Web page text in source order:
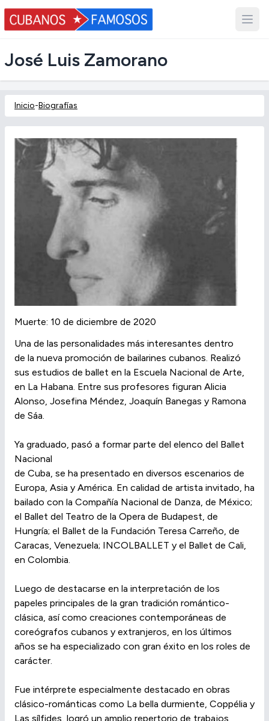
José Luis Zamorano
Inicio-Biografías
Muerte: 10 de diciembre de 2020
Una de las personalidades más interesantes dentro
de la nueva promoción de bailarines cubanos. Realizó
sus estudios de ballet en la Escuela Nacional de Arte,
en La Habana. Entre sus profesores figuran Alicia
Alonso, Josefina Méndez, Joaquín Banegas y Ramona
de Sáa.
Ya graduado, pasó a formar parte del elenco del Ballet
Nacional
de Cuba, se ha presentado en diversos escenarios de
Europa, Asia y América. En calidad de artista invitado, ha
bailado con la Compañía Nacional de Danza, de México;
el Ballet del Teatro de la Opera de Budapest, de
Hungría; el Ballet de la Fundación Teresa Carreño, de
Caracas, Venezuela; INCOLBALLET y el Ballet de Cali,
en Colombia.
Luego de destacarse en la interpretación de los
papeles principales de la gran tradición romántico-
clásica, así como creaciones contemporáneas de
coreógrafos cubanos y extranjeros, en los últimos
años se ha especializado con gran éxito en los roles de
carácter.
Fue intérprete especialmente destacado en obras
clásico-románticas como La bella durmiente, Coppélia y
Las sílfides, logró un amplio repertorio de trabajos